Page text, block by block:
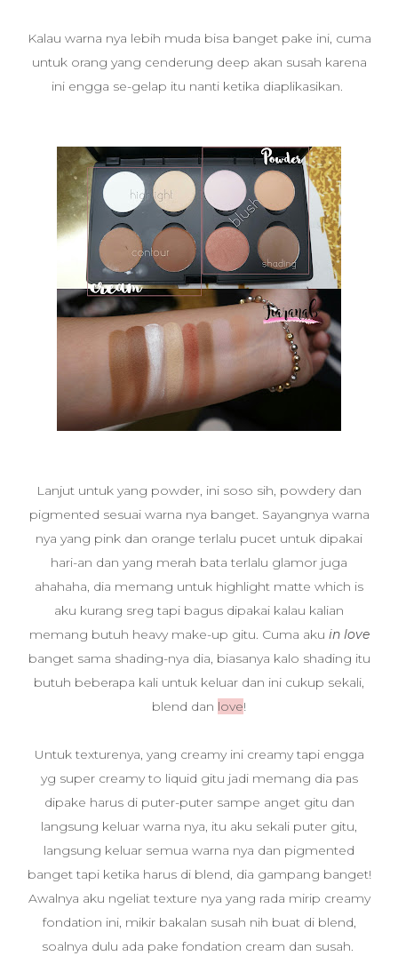
Kalau warna nya lebih muda bisa banget pake ini, cuma
untuk orang yang cenderung deep akan susah karena
ini engga se-gelap itu nanti ketika diaplikasikan.
Lanjut untuk yang powder, ini soso sih, powdery dan
pigmented sesuai warna nya banget. Sayangnya warna
nya yang pink dan orange terlalu pucet untuk dipakai
hari-an dan yang merah bata terlalu glamor juga
ahahaha, dia memang untuk highlight matte which is
aku kurang sreg tapi bagus dipakai kalau kalian
memang butuh heavy make-up gitu. Cuma aku in love
banget sama shading-nya dia, biasanya kalo shading itu
butuh beberapa kali untuk keluar dan ini cukup sekali,
blend dan love!
Untuk texturenya, yang creamy ini creamy tapi engga
yg super creamy to liquid gitu jadi memang dia pas
dipake harus di puter-puter sampe anget gitu dan
langsung keluar warna nya, itu aku sekali puter gitu,
langsung keluar semua warna nya dan pigmented
banget tapi ketika harus di blend, dia gampang banget!
Awalnya aku ngeliat texture nya yang rada mirip creamy
fondation ini, mikir bakalan susah nih buat di blend,
soalnya dulu ada pake fondation cream dan susah.